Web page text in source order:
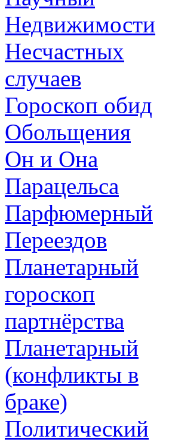
Недвижимости
Несчастных
случаев
Гороскоп обид
Обольщения
Он и Она
Парацельса
Парфюмерный
Переездов
Планетарный
гороскоп
партнёрства
Планетарный
(конфликты в
браке)
Политический